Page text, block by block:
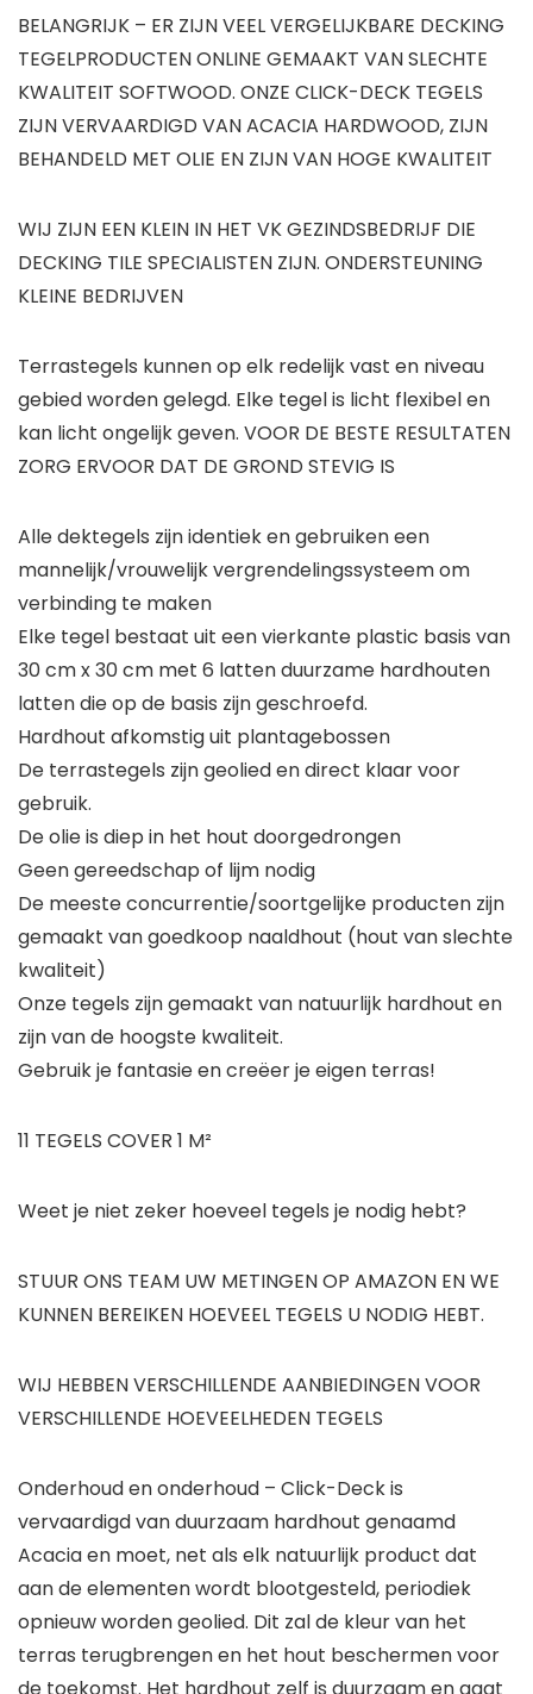
BELANGRIJK – ER ZIJN VEEL VERGELIJKBARE DECKING
TEGELPRODUCTEN ONLINE GEMAAKT VAN SLECHTE
KWALITEIT SOFTWOOD. ONZE CLICK-DECK TEGELS
ZIJN VERVAARDIGD VAN ACACIA HARDWOOD, ZIJN
BEHANDELD MET OLIE EN ZIJN VAN HOGE KWALITEIT
WIJ ZIJN EEN KLEIN IN HET VK GEZINDSBEDRIJF DIE
DECKING TILE SPECIALISTEN ZIJN. ONDERSTEUNING
KLEINE BEDRIJVEN
Terrastegels kunnen op elk redelijk vast en niveau
gebied worden gelegd. Elke tegel is licht flexibel en
kan licht ongelijk geven. VOOR DE BESTE RESULTATEN
ZORG ERVOOR DAT DE GROND STEVIG IS
Alle dektegels zijn identiek en gebruiken een
mannelijk/vrouwelijk vergrendelingssysteem om
verbinding te maken
Elke tegel bestaat uit een vierkante plastic basis van
30 cm x 30 cm met 6 latten duurzame hardhouten
latten die op de basis zijn geschroefd.
Hardhout afkomstig uit plantagebossen
De terrastegels zijn geolied en direct klaar voor
gebruik.
De olie is diep in het hout doorgedrongen
Geen gereedschap of lijm nodig
De meeste concurrentie/soortgelijke producten zijn
gemaakt van goedkoop naaldhout (hout van slechte
kwaliteit)
Onze tegels zijn gemaakt van natuurlijk hardhout en
zijn van de hoogste kwaliteit.
Gebruik je fantasie en creëer je eigen terras!
11 TEGELS COVER 1 M²
Weet je niet zeker hoeveel tegels je nodig hebt?
STUUR ONS TEAM UW METINGEN OP AMAZON EN WE
KUNNEN BEREIKEN HOEVEEL TEGELS U NODIG HEBT.
WIJ HEBBEN VERSCHILLENDE AANBIEDINGEN VOOR
VERSCHILLENDE HOEVEELHEDEN TEGELS
Onderhoud en onderhoud – Click-Deck is
vervaardigd van duurzaam hardhout genaamd
Acacia en moet, net als elk natuurlijk product dat
aan de elementen wordt blootgesteld, periodiek
opnieuw worden geolied. Dit zal de kleur van het
terras terugbrengen en het hout beschermen voor
de toekomst. Het hardhout zelf is duurzaam en gaat